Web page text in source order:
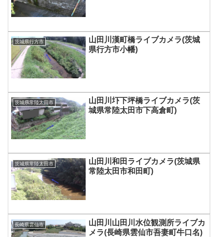
茨城県行方市
山田川漢町橋ライブカメラ(茨城
県行方市小幡)
茨城県常陸太田市
山田川圷下坪橋ライブカメラ(茨
城県常陸太田市下高倉町)
茨城県常陸太田市
山田川和田ライブカメラ(茨城県
常陸太田市和田町)
長崎県雲仙市
山田川山田川水位観測所ライブカ
メラ(長崎県雲仙市吾妻町牛口名)